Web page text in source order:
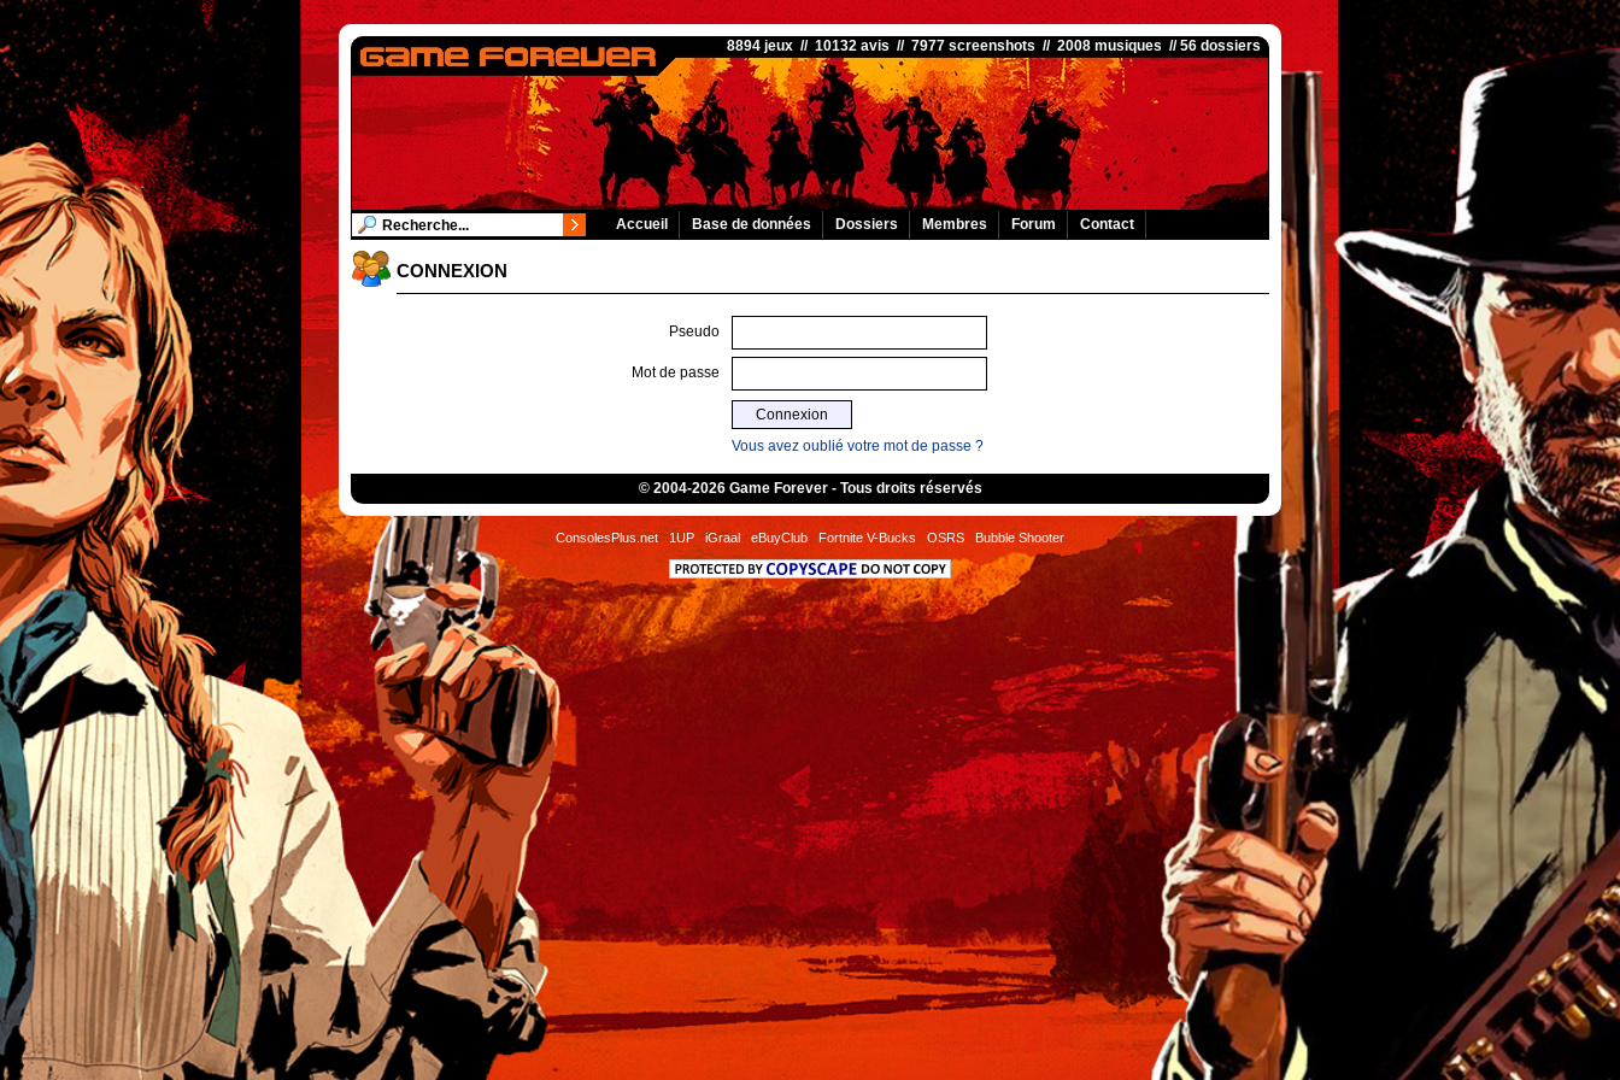
8894 jeux // 10132 avis // 7977 screenshots // 2008 musiques // 56 dossiers
Accueil Base de données Dossiers Membres Forum Contact
CONNEXION
Pseudo
Mot de passe
Vous avez oublié votre mot de passe ?
© 2004-2026 Game Forever - Tous droits réservés
ConsolesPlus.net 1UP iGraal eBuyClub Fortnite V-Bucks OSRS Bubble Shooter